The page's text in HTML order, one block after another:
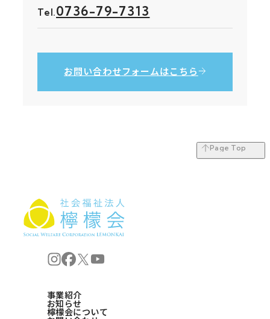
Tel.0736-79-7313
お問い合わせフォームはこちら
Page Top
社会福祉法人 檸檬会
社会福祉法人 檸檬会 Instagram
社会福祉法人 檸檬会 Facebook
社会福祉法人 檸檬会 X
社会福祉法人 檸檬会 YouTube
事業紹介
事業紹介
お知らせ
お知らせ
檸檬会について